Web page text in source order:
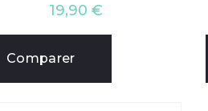
19,90 €
Comparer